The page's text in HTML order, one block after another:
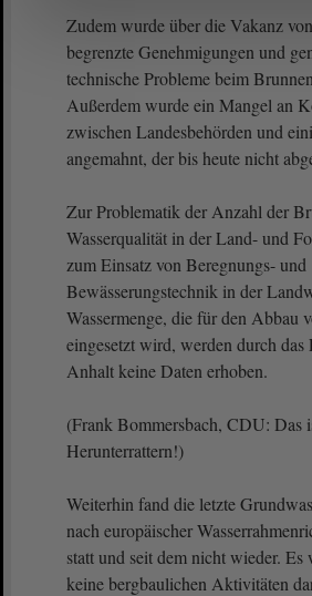
Zudem wurde über die Vakanz
begrenzte Genehmigungen und
technische Probleme beim
Außerdem wurde ein Mangel an
zwischen Landesbehörden und
angemahnt, der bis heute nicht
Zur Problematik der Anzahl der
Wasserqualität in der Land- und
zum Einsatz von Beregnungs- und
Bewässerungstechnik in der
Wassermenge, die für den Abbau
eingesetzt wird, werden durch das
Anhalt keine Daten erhoben.
(Frank Bommersbach, CDU: Das
Herunterrattern!)
Weiterhin fand die letzte
nach europäischer
statt und seit dem nicht wieder. Es
keine bergbaulichen Aktivitäten